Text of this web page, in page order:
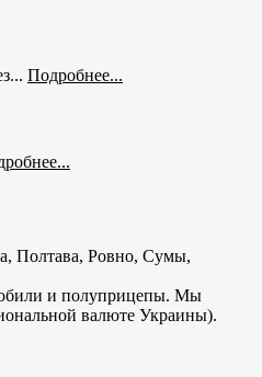
Подробнее...
Полтава, Ровно, Сумы,
и полуприцепы. Мы
валюте Украины).